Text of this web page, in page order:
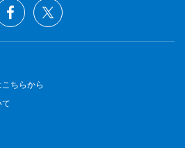
ちらから